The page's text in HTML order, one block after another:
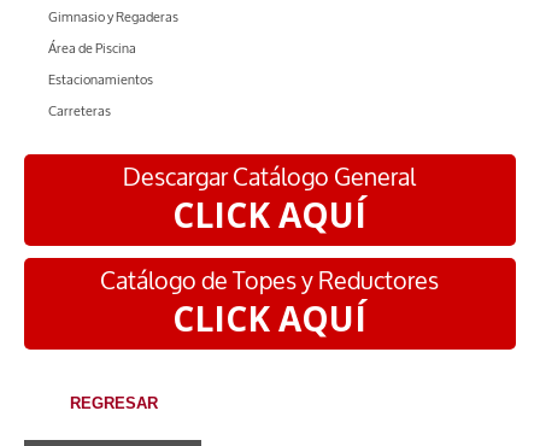
Gimnasio y Regaderas
Área de Piscina
Estacionamientos
Carreteras
Descargar Catálogo General
CLICK AQUÍ
Catálogo de Topes y Reductores
CLICK AQUÍ
REGRESAR